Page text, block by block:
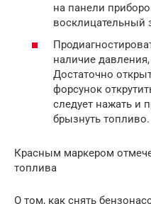
на панели
восклицательный
наличие
Достаточно
форсунок
следует нажать и
брызнуть топливо.
Красным маркером
топлива
О том, как снять